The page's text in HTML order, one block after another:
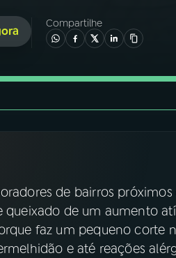
RÁDIO NACIONAL
Facebook
Compartilhe
de bairros
queixado de um aumento
faz um pequeno corte
e até reações